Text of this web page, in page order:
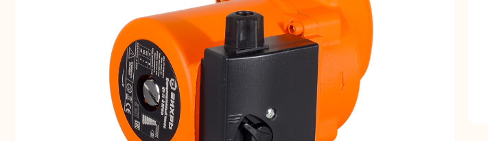
Комплектующие для
электроинструмента